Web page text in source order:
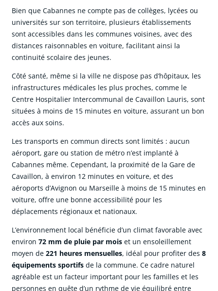
Bien que Cabannes ne compte pas de collèges, lycées ou
universités sur son territoire, plusieurs établissements
sont accessibles dans les communes voisines, avec des
distances raisonnables en voiture, facilitant ainsi la
continuité scolaire des jeunes.
Côté santé, même si la ville ne dispose pas d’hôpitaux, les
infrastructures médicales les plus proches, comme le
Centre Hospitalier Intercommunal de Cavaillon Lauris, sont
situées à moins de 15 minutes en voiture, assurant un bon
accès aux soins.
Les transports en commun directs sont limités : aucun
aéroport, gare ou station de métro n’est implanté à
Cabannes même. Cependant, la proximité de la Gare de
Cavaillon, à environ 12 minutes en voiture, et des
aéroports d’Avignon ou Marseille à moins de 15 minutes en
voiture, offre une bonne accessibilité pour les
déplacements régionaux et nationaux.
L’environnement local bénéficie d’un climat favorable avec
environ 72 mm de pluie par mois et un ensoleillement
moyen de 221 heures mensuelles, idéal pour profiter des 8
équipements sportifs de la commune. Ce cadre naturel
agréable est un facteur important pour les familles et les
personnes en quête d’un rythme de vie équilibré entre